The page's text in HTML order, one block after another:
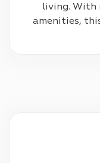
living. With
amenities,